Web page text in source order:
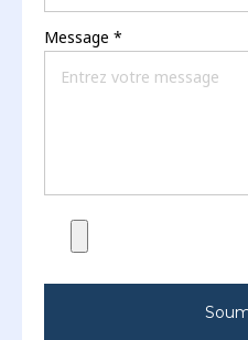
Message *